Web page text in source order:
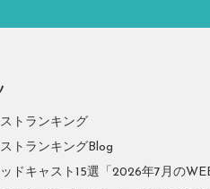
トランキング
トランキングBlog
ドキャスト15選「2026年7月の